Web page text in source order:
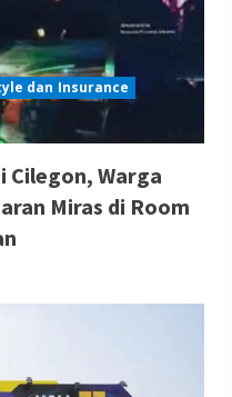
dan Insurance
Cilegon, Warga
Miras di Room